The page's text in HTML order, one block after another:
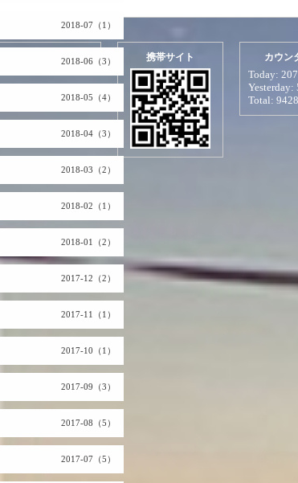
2018-07（1）
2018-06（3）
2018-05（4）
2018-04（3）
2018-03（2）
2018-02（1）
2018-01（2）
2017-12（2）
2017-11（1）
2017-10（1）
2017-09（3）
2017-08（5）
2017-07（5）
2026.08.07 Friday 携帯サイト カウン
Today: 207
Yesterday:
Total: